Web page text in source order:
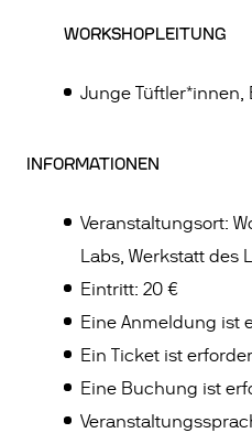
WORKSHOPLEITUNG
Junge Tüftler*innen,
INFORMATIONEN
Veranstaltungsort:
Labs, Werkstatt des
Eintritt: 20 €
Eine Anmeldung ist
Ein Ticket ist
Eine Buchung ist